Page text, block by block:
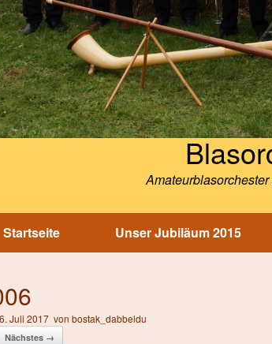
Startseite Unser Jubiläum 2015
Juli 2017 von bostak_dabbeldu
Nächstes →